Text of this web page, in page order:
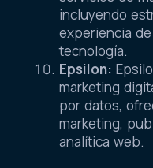
incluyendo
experiencia
tecnología.
Epsilon:
marketing
por datos,
marketing,
analítica web.